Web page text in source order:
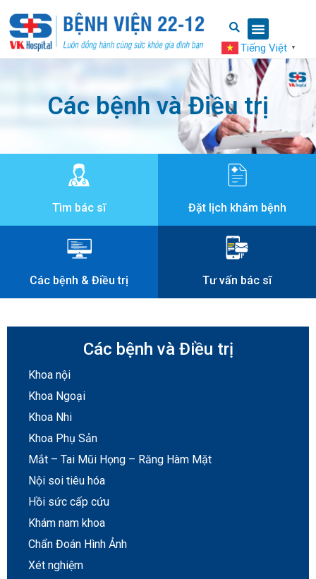
Tiếng Việt ▼
Các bệnh và Điều trị
Tìm bác sĩ Đặt lịch khám bệnh
Các bệnh & Điều trị Tư vấn bác sĩ
Các bệnh và Điều trị
Khoa nội
Khoa Ngoại
Khoa Nhi
Khoa Phụ Sản
Mắt – Tai Mũi Họng – Răng Hàm Mặt
Nội soi tiêu hóa
Hồi sức cấp cứu
Khám nam khoa
Chẩn Đoán Hình Ảnh
Xét nghiệm